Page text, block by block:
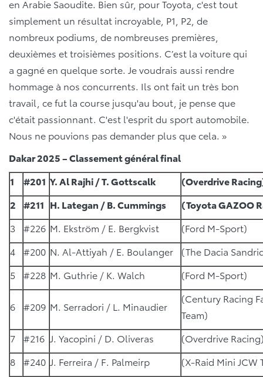
en Arabie Saoudite. Bien sûr, pour Toyota, c'est tout
simplement un résultat incroyable, P1, P2, de
nombreux podiums, de nombreuses premières,
deuxièmes et troisièmes positions. C’est la voiture qui
a gagné en quelque sorte. Je voudrais aussi rendre
hommage à nos concurrents. Ils ont fait un très bon
travail, ce fut la course jusqu'au bout, je pense que
c'était passionnant. C'est l'esprit du sport automobile.
Nous ne pouvions pas demander plus que cela. »
Dakar 2025 – Classement général final
1
#201 Y. Al Rajhi / T. Gottscalk
(Overdrive
2
#211 H. Lategan / B. Cummings
(Toyota GAZOO
3
#226 M. Ekström / E. Bergkvist
(Ford M-Sport)
4
#200 N. Al-Attiyah / E. Boulanger
(The Dacia
5
#228 M. Guthrie / K. Walch (Ford M-Sport)
6 #209 M. Serradori / L. Minaudier
(Century Racing
Team)
7
#216 J. Yacopini / D. Oliveras
(Overdrive
8
#240 J. Ferreira / F. Palmeirp
(X-Raid Mini JCW